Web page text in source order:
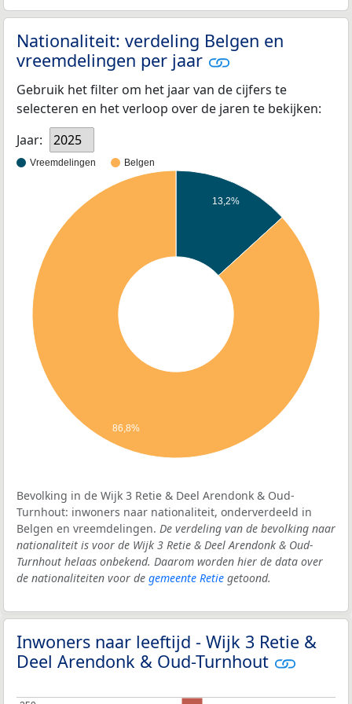
Nationaliteit: verdeling Belgen en
vreemdelingen per jaar
Gebruik het filter om het jaar van de cijfers te
selecteren en het verloop over de jaren te bekijken:
Jaar:
2025
Vreemdelingen Belgen
13,2%
86,8%
Bevolking in de Wijk 3 Retie & Deel Arendonk & Oud-
Turnhout: inwoners naar nationaliteit, onderverdeeld in
Belgen en vreemdelingen. De verdeling van de bevolking naar
nationaliteit is voor de Wijk 3 Retie & Deel Arendonk & Oud-
Turnhout helaas onbekend. Daarom worden hier de data over
de nationaliteiten voor de gemeente Retie getoond.
Inwoners naar leeftijd - Wijk 3 Retie &
Deel Arendonk & Oud-Turnhout